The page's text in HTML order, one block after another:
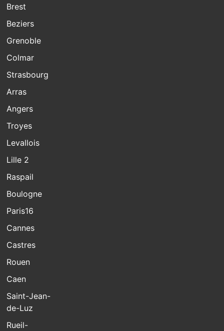
Brest
Beziers
Grenoble
Colmar
Strasbourg
Arras
Angers
Troyes
Levallois
Lille 2
Raspail
Boulogne
Paris16
Cannes
Castres
Rouen
Caen
Saint-Jean-
de-Luz
Rueil-